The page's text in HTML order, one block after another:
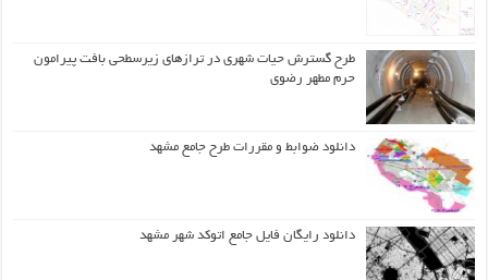
طرح گسترش حیات شهري در ترازهاي زیرسطحی بافت پیرامون
حرم مطهر رضوي
دانلود ضوابط و مقررات طرح جامع مشهد
دانلود رایگان فایل جامع اتوکد شهر مشهد